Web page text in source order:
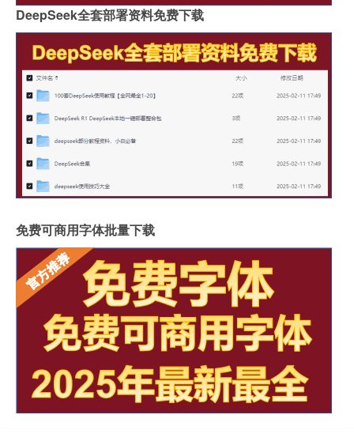
DeepSeek全套部署资料免费下载
免费可商用字体批量下载